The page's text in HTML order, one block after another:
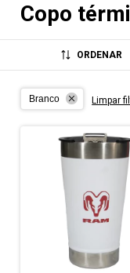
Copo
ORDENAR
Branco Limpar